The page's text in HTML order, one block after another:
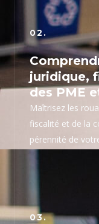
02.
juridique,
des PME
Maîtrisez les
fiscalité et de la
pérennité de
03.